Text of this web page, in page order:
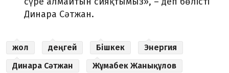
Динара Сәтжан.
жол деңгей Бішкек
Энергия
Динара Сәтжан
Жұмабек Жанықұлов